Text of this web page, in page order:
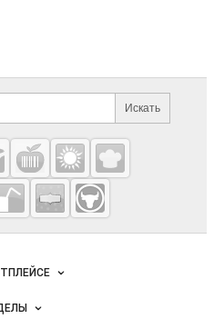
Поиск по сайту и
Искать
проекты
Fruitinfo.ru